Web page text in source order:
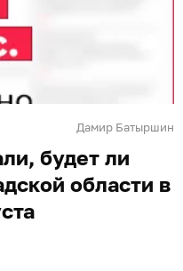
Дамир Батыршин
будет ли
области в